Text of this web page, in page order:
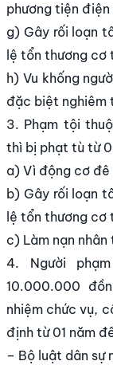
phương tiện
g) Gây rối loạn
lệ tổn thương cơ
h) Vu khống
đặc biệt nghiêm
3. Phạm tội
thì bị phạt tù từ
a) Vì động cơ đê
b) Gây rối loạn
lệ tổn thương cơ
c) Làm nạn nhân
4. Người
10.000.000
nhiệm chức vụ,
định từ 01 năm
– Bộ luật dân sự